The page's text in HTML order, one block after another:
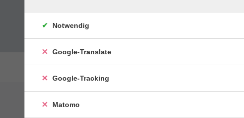
Notwendig
Google-Translate
Google-Tracking
Matomo